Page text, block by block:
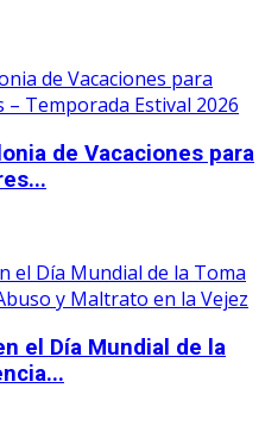
de Vacaciones para
el Día Mundial de la